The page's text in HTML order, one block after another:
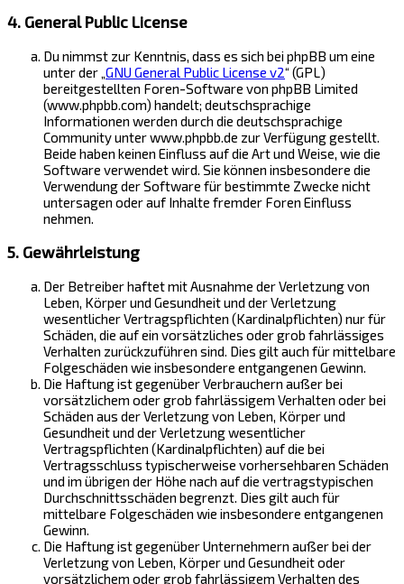
4. General Public License
Du nimmst zur Kenntnis, dass es sich bei phpBB um eine
unter der „GNU General Public License v2“ (GPL)
bereitgestellten Foren-Software von phpBB Limited
(www.phpbb.com) handelt; deutschsprachige
Informationen werden durch die deutschsprachige
Community unter www.phpbb.de zur Verfügung gestellt.
Beide haben keinen Einfluss auf die Art und Weise, wie die
Software verwendet wird. Sie können insbesondere die
Verwendung der Software für bestimmte Zwecke nicht
untersagen oder auf Inhalte fremder Foren Einfluss
nehmen.
5. Gewährleistung
Der Betreiber haftet mit Ausnahme der Verletzung von
Leben, Körper und Gesundheit und der Verletzung
wesentlicher Vertragspflichten (Kardinalpflichten) nur für
Schäden, die auf ein vorsätzliches oder grob fahrlässiges
Verhalten zurückzuführen sind. Dies gilt auch für mittelbare
Folgeschäden wie insbesondere entgangenen Gewinn.
Die Haftung ist gegenüber Verbrauchern außer bei
vorsätzlichem oder grob fahrlässigem Verhalten oder bei
Schäden aus der Verletzung von Leben, Körper und
Gesundheit und der Verletzung wesentlicher
Vertragspflichten (Kardinalpflichten) auf die bei
Vertragsschluss typischerweise vorhersehbaren Schäden
und im übrigen der Höhe nach auf die vertragstypischen
Durchschnittsschäden begrenzt. Dies gilt auch für
mittelbare Folgeschäden wie insbesondere entgangenen
Gewinn.
Die Haftung ist gegenüber Unternehmern außer bei der
Verletzung von Leben, Körper und Gesundheit oder
vorsätzlichem oder grob fahrlässigem Verhalten des